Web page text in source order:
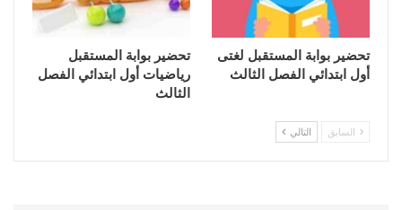
تحضير بوابة المستقبل لغتى
أول ابتدائي الفصل الثالث
تحضير بوابة المستقبل
رياضيات أول ابتدائي الفصل
الثالث
السابق التالي